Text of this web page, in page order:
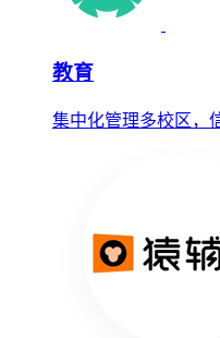
教育
集中化管理多校区，